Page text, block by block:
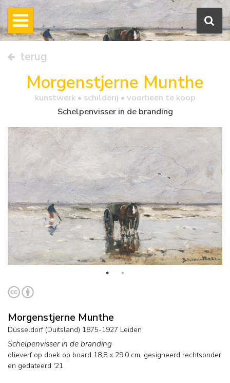
terug
Morgenstjerne Munthe
kunstwerk • schilderij • voorheen te koop
Schelpenvisser in de branding
Morgenstjerne Munthe
Düsseldorf (Duitsland) 1875-1927 Leiden
Schelpenvisser in de branding
olieverf op doek op board 18,8 x 29,0 cm, gesigneerd rechtsonder
en gedateerd '21